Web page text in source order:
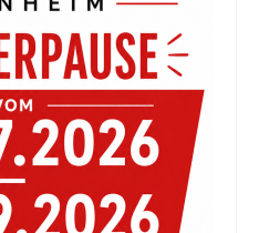
/ belair / divide